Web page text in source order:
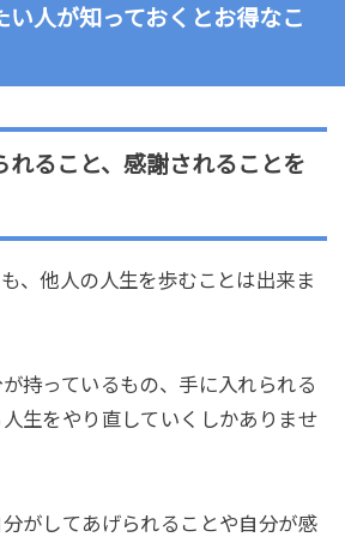
い人が知っておくとお得なこ
れること、感謝されることを
、他人の人生を歩むことは出来ま
持っているもの、手に入れられる
生をやり直していくしかありませ
がしてあげられることや自分が感